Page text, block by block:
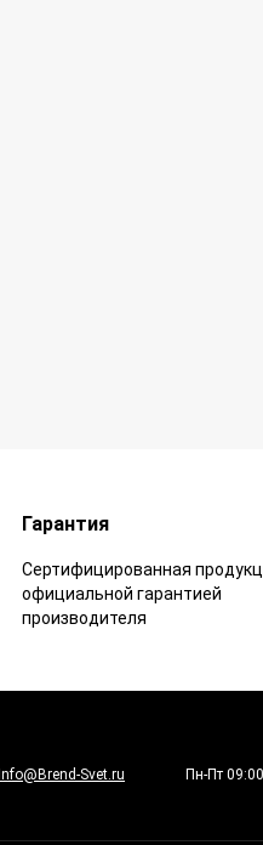
Гарантия
Сертифицированная
официальной гарантией
производителя
Info@Brend-Svet.ru Пн-Пт